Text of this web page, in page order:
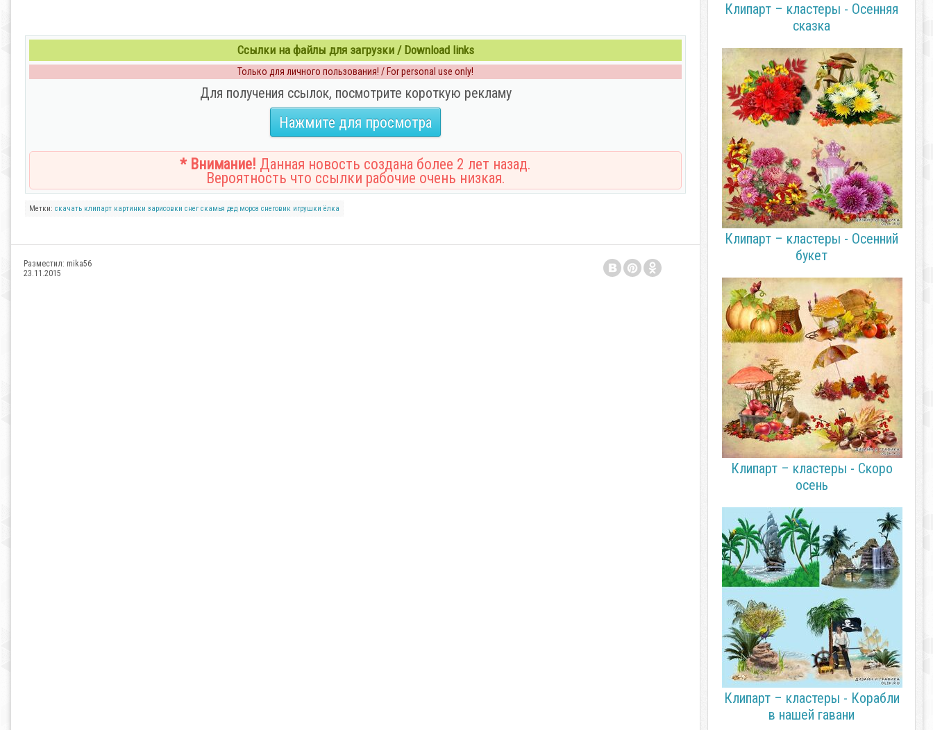
Ссылки на файлы для загрузки / Download links
Только для личного пользования! / For personal use only!
Для получения ссылок, посмотрите короткую рекламу
Нажмите для просмотра
* Внимание! Данная новость создана более 2 лет назад.
Вероятность что ссылки рабочие очень низкая.
Метки: скачать клипарт картинки зарисовки снег скамья дед мороз снеговик игрушки ёлка
Разместил: mika56
23.11.2015
Клипарт – кластеры - Осенняя
сказка
Клипарт – кластеры - Осенний
букет
Клипарт – кластеры - Скоро
осень
Клипарт – кластеры - Корабли
в нашей гавани